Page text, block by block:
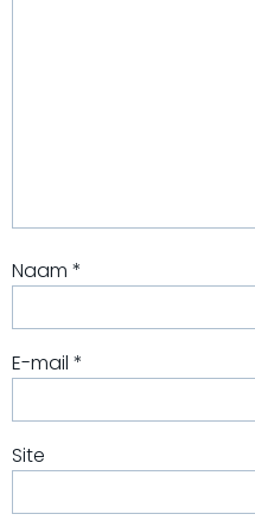
Naam *
E-mail *
Site